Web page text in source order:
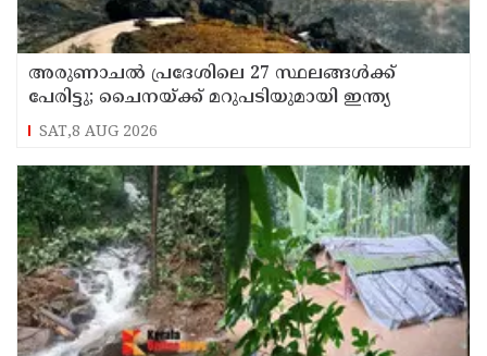
അരുണാചല്‍ പ്രദേശിലെ 27 സ്ഥലങ്ങള്‍ക്ക്
പേരിട്ടു; ചൈനയ്ക്ക് മറുപടിയുമായി ഇന്ത്യ
SAT,8 AUG 2026